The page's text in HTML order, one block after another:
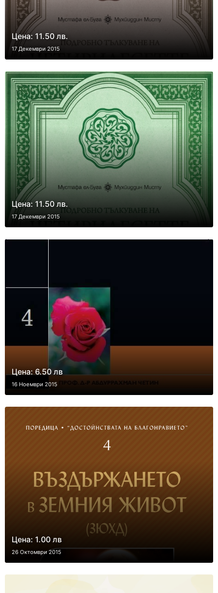
Цена: 11.50 лв.
17 Декември 2015
Цена: 11.50 лв.
17 Декември 2015
Цена: 6.50 лв
16 Ноември 2015
Цена: 1.00 лв
26 Октомври 2015